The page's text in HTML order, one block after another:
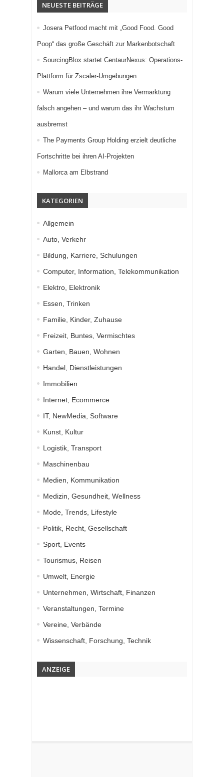
NEUESTE BEITRÄGE
Josera Petfood macht mit „Good Food. Good
Poop“ das große Geschäft zur Markenbotschaft
SourcingBlox startet CentaurNexus: Operations-
Plattform für Zscaler-Umgebungen
Warum viele Unternehmen ihre Vermarktung
falsch angehen – und warum das ihr Wachstum
ausbremst
The Payments Group Holding erzielt deutliche
Fortschritte bei ihren AI-Projekten
Mallorca am Elbstrand
KATEGORIEN
Allgemein
Auto, Verkehr
Bildung, Karriere, Schulungen
Computer, Information, Telekommunikation
Elektro, Elektronik
Essen, Trinken
Familie, Kinder, Zuhause
Freizeit, Buntes, Vermischtes
Garten, Bauen, Wohnen
Handel, Dienstleistungen
Immobilien
Internet, Ecommerce
IT, NewMedia, Software
Kunst, Kultur
Logistik, Transport
Maschinenbau
Medien, Kommunikation
Medizin, Gesundheit, Wellness
Mode, Trends, Lifestyle
Politik, Recht, Gesellschaft
Sport, Events
Tourismus, Reisen
Umwelt, Energie
Unternehmen, Wirtschaft, Finanzen
Veranstaltungen, Termine
Vereine, Verbände
Wissenschaft, Forschung, Technik
ANZEIGE